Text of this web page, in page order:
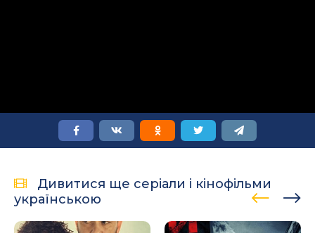
Дивитися ще серіали і кінофільми
українською